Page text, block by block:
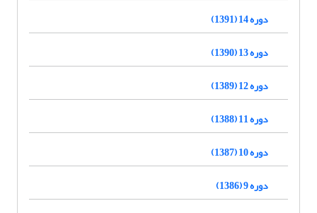
دوره 14 (1391)
دوره 13 (1390)
دوره 12 (1389)
دوره 11 (1388)
دوره 10 (1387)
دوره 9 (1386)